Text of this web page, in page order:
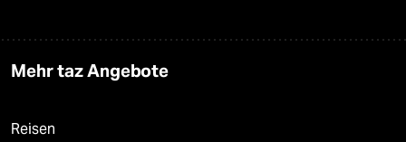
Mehr taz Angebote
Reisen